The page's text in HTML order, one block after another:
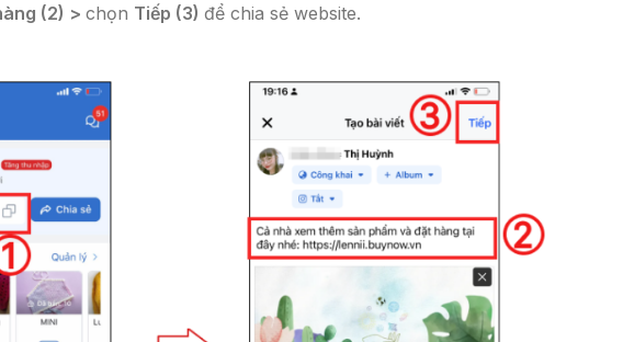
(2) > chọn Tiếp (3) để chia sẻ website.